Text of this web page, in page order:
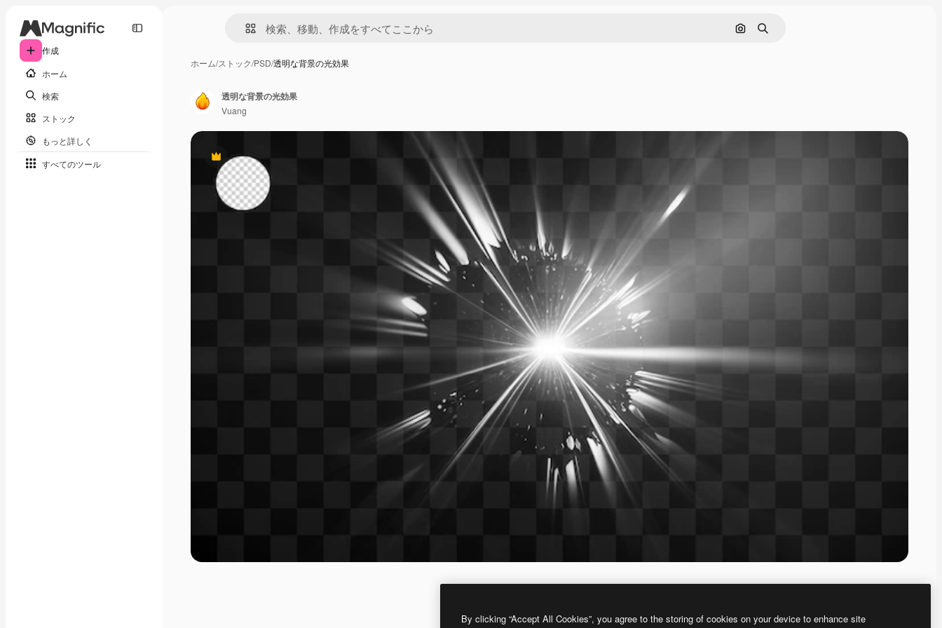
作成
ホーム
検索
ストック
もっと詳しく
すべてのツール
画像で検索
検索
ホーム/ストック/PSD/透明な背景の光効果
Premium
透明な背景の光効果
Vuang
By clicking “Accept All Cookies”, you agree to the storing of cookies on your device to enhance site